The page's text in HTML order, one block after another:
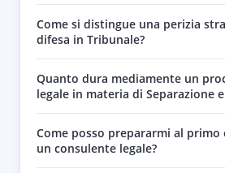
Come si distingue una perizia
difesa in Tribunale?
Quanto dura mediamente un
legale in materia di Separazione
Come posso prepararmi al primo
un consulente legale?